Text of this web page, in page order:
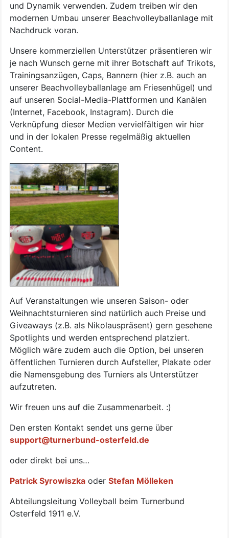
und Dynamik verwenden. Zudem treiben wir den
modernen Umbau unserer Beachvolleyballanlage mit
Nachdruck voran.
Unsere kommerziellen Unterstützer präsentieren wir
je nach Wunsch gerne mit ihrer Botschaft auf Trikots,
Trainingsanzügen, Caps, Bannern (hier z.B. auch an
unserer Beachvolleyballanlage am Friesenhügel) und
auf unseren Social-Media-Plattformen und Kanälen
(Internet, Facebook, Instagram). Durch die
Verknüpfung dieser Medien vervielfältigen wir hier
und in der lokalen Presse regelmäßig aktuellen
Content.
Auf Veranstaltungen wie unseren Saison- oder
Weihnachtsturnieren sind natürlich auch Preise und
Giveaways (z.B. als Nikolauspräsent) gern gesehene
Spotlights und werden entsprechend platziert.
Möglich wäre zudem auch die Option, bei unseren
öffentlichen Turnieren durch Aufsteller, Plakate oder
die Namensgebung des Turniers als Unterstützer
aufzutreten.
Wir freuen uns auf die Zusammenarbeit. :)
Den ersten Kontakt sendet uns gerne über
support@turnerbund-osterfeld.de
oder direkt bei uns…
Patrick Syrowiszka oder Stefan Mölleken
Abteilungsleitung Volleyball beim Turnerbund
Osterfeld 1911 e.V.